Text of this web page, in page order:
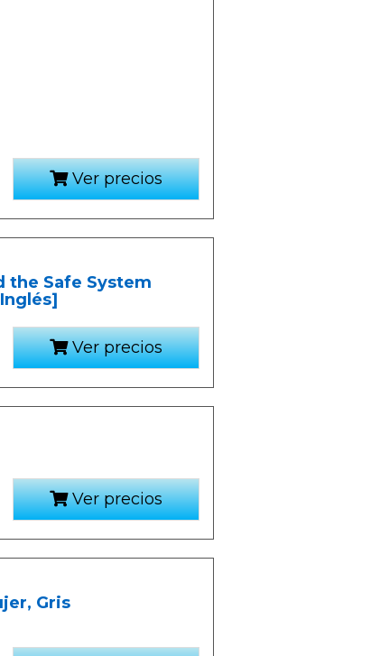
Ver precios
the Safe System
Ver precios
Ver precios
Gris